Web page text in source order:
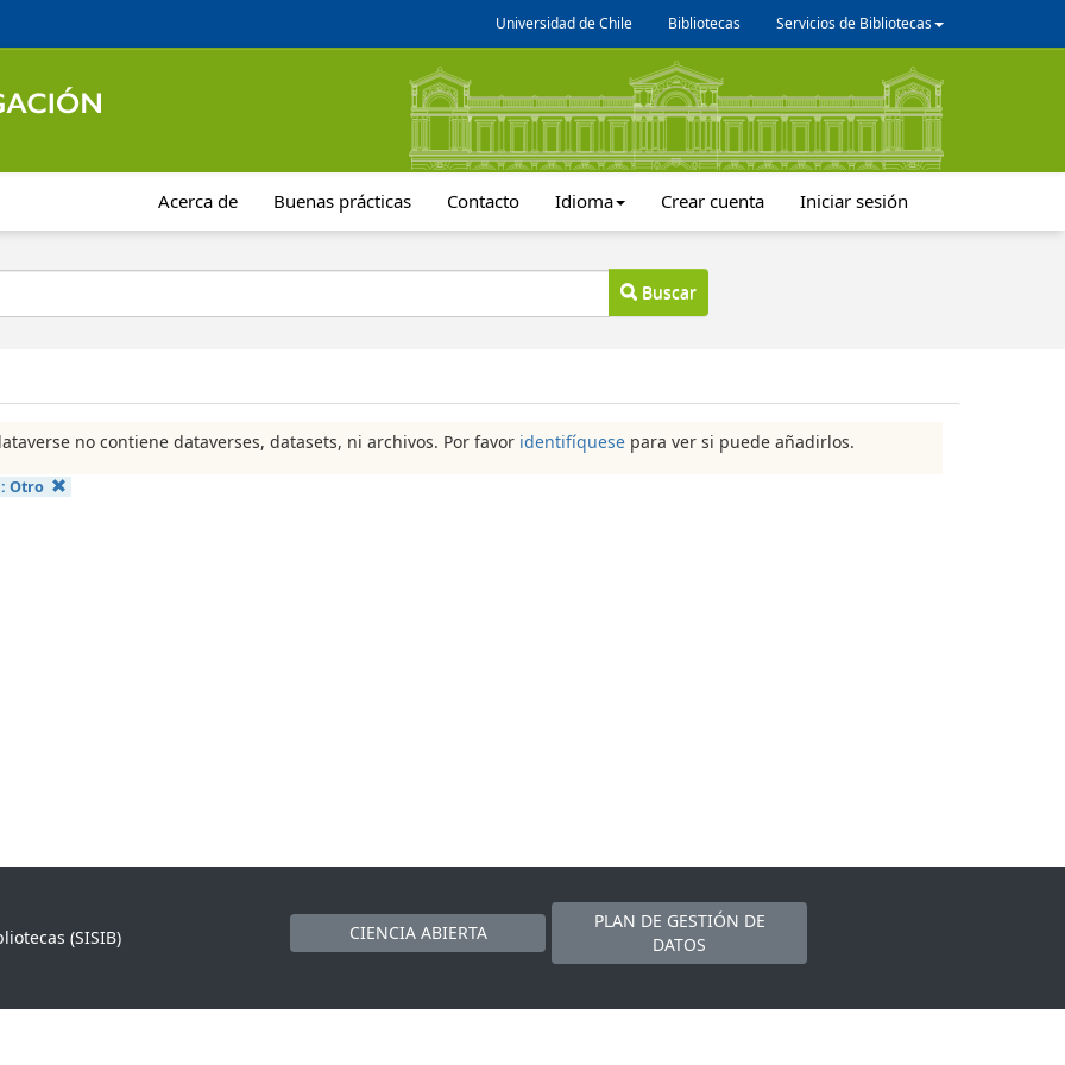
Universidad de Chile Bibliotecas Servicios de Bibliotecas
Acerca de Buenas prácticas Contacto Idioma Crear cuenta Iniciar sesión
Buscar
no contiene dataverses, datasets, ni archivos. Por favor identifíquese para ver si puede añadirlos.
Otro
(SISIB)
CIENCIA ABIERTA
PLAN DE GESTIÓN DE
DATOS